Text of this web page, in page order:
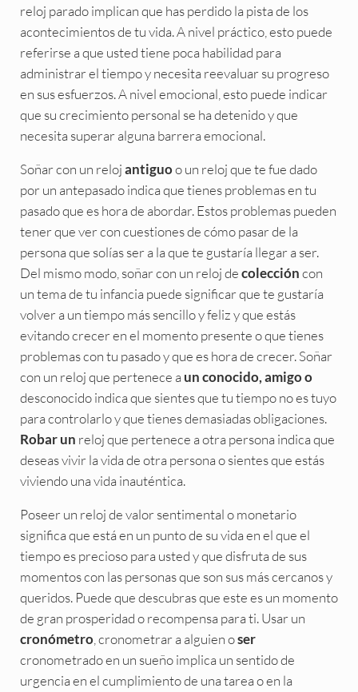
reloj parado implican que has perdido la pista de los
acontecimientos de tu vida. A nivel práctico, esto puede
referirse a que usted tiene poca habilidad para
administrar el tiempo y necesita reevaluar su progreso
en sus esfuerzos. A nivel emocional, esto puede indicar
que su crecimiento personal se ha detenido y que
necesita superar alguna barrera emocional.
Soñar con un reloj antiguoo un reloj que te fue dado
por un antepasado indica que tienes problemas en tu
pasado que es hora de abordar. Estos problemas pueden
tener que ver con cuestiones de cómo pasar de la
persona que solías ser a la que te gustaría llegar a ser.
Del mismo modo, soñar con un reloj de colección con
un tema de tu infancia puede significar que te gustaría
volver a un tiempo más sencillo y feliz y que estás
evitando crecer en el momento presente o que tienes
problemas con tu pasado y que es hora de crecer. Soñar
con un reloj que pertenece a un conocido, amigo o
desconocido indica que sientes que tu tiempo no es tuyo
para controlarlo y que tienes demasiadas obligaciones.
Robar un reloj que pertenece a otra persona indica que
deseas vivir la vida de otra persona o sientes que estás
viviendo una vida inauténtica.
Poseer un reloj de valor sentimental o monetario
significa que está en un punto de su vida en el que el
tiempo es precioso para usted y que disfruta de sus
momentos con las personas que son sus más cercanos y
queridos. Puede que descubras que este es un momento
de gran prosperidad o recompensa para ti. Usar un
cronómetro, cronometrar a alguien oser
cronometrado en un sueño implica un sentido de
urgencia en el cumplimiento de una tarea o en la